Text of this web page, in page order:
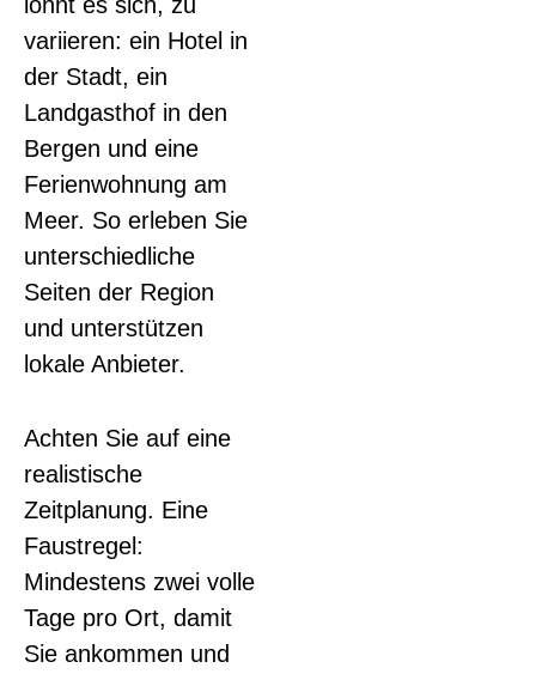
variieren: ein Hotel in
der Stadt, ein
Landgasthof in den
Bergen und eine
Ferienwohnung am
Meer. So erleben Sie
unterschiedliche
Seiten der Region
und unterstützen
lokale Anbieter.
Achten Sie auf eine
realistische
Zeitplanung. Eine
Faustregel:
Mindestens zwei volle
Tage pro Ort, damit
Sie ankommen und